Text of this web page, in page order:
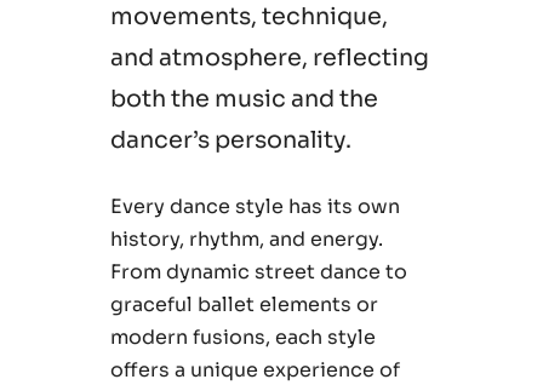
movements, technique,
and atmosphere, reflecting
both the music and the
dancer’s personality.
Every dance style has its own
history, rhythm, and energy.
From dynamic street dance to
graceful ballet elements or
modern fusions, each style
offers a unique experience of